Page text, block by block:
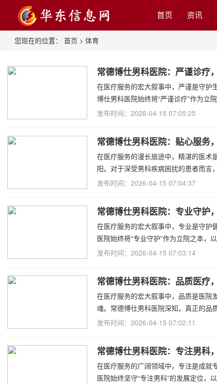
首页 资讯
您现在的位置： 首页 > 体育
常德博仕男科医院：严谨诊疗
在医疗服务的宏大叙事中，严谨是守护
博仕男科医院始终将“严谨诊疗”作为立
发布时间：2026-04-15 07:05:25
常德博仕男科医院：贴心服务
在医疗服务的漫长旅途中，精湛的医术
阳。对于深受男科疾病困扰的患者而言
发布时间：2026-04-15 07:04:37
常德博仕男科医院：专业守护
在医疗服务的宏大叙事中，专业是守护
医院始终将“专业守护”作为立院之本，
发布时间：2026-04-15 07:03:14
常德博仕男科医院：品质医疗
在医疗服务的宏大叙事中，品质是医院
魂。常德博仕男科医院深知，真正的品
的
发布时间：2026-04-15 07:02:11
常德博仕男科医院：专注男科
在医疗服务的广阔领域中，专注是成就
医院始终坚守“专注男科”的发展定位，